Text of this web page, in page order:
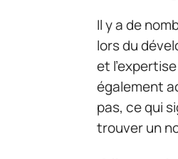
Il y a de
lors du
et
également
pas, ce qui
trouver un